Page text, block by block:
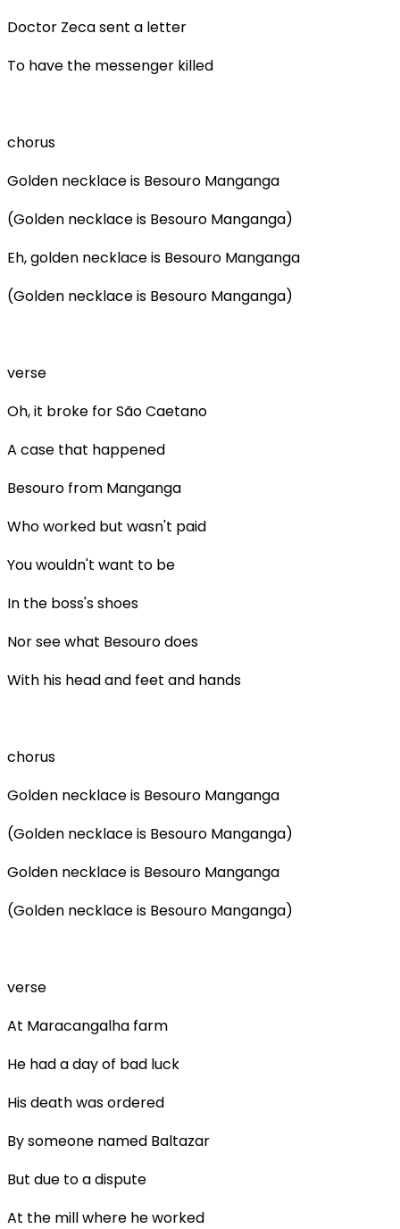
Doctor Zeca sent a letter
To have the messenger killed
chorus
Golden necklace is Besouro Manganga
(Golden necklace is Besouro Manganga)
Eh, golden necklace is Besouro Manganga
(Golden necklace is Besouro Manganga)
verse
Oh, it broke for São Caetano
A case that happened
Besouro from Manganga
Who worked but wasn't paid
You wouldn't want to be
In the boss's shoes
Nor see what Besouro does
With his head and feet and hands
chorus
Golden necklace is Besouro Manganga
(Golden necklace is Besouro Manganga)
Golden necklace is Besouro Manganga
(Golden necklace is Besouro Manganga)
verse
At Maracangalha farm
He had a day of bad luck
His death was ordered
By someone named Baltazar
But due to a dispute
At the mill where he worked